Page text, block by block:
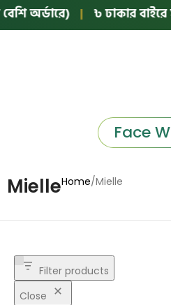
অর্ডারে) | ৳ ঢাকার বাইরে
Face
MielleHome Mielle
Filter products
Close